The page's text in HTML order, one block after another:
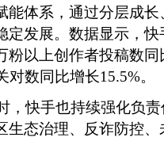
能体系，通过分层成
定发展。数据显示，
粉以上创作者投稿数
数同比增长15.5%。
快手也持续强化负责
生态治理、反诈防控